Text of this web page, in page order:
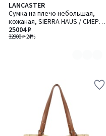
LANCASTER
Сумка на плечо небольшая,
кожаная, SIERRA HAUS / СИЕРРА
ХАУС
32900 ₽-24%
25004 ₽
Количество
цветов:
2